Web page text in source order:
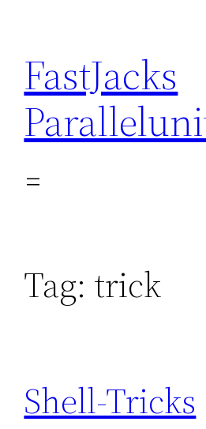
content
FastJacks
Tag: trick
Shell-Tricks